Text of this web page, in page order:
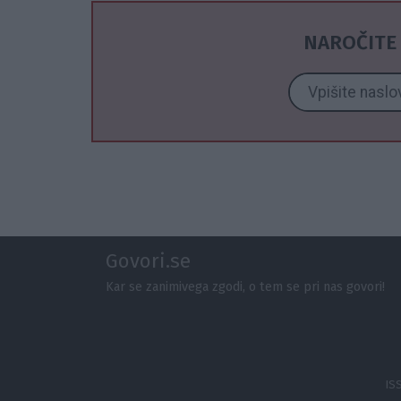
Govori.se
Kar se zanimivega zgodi, o tem se pri nas govori!